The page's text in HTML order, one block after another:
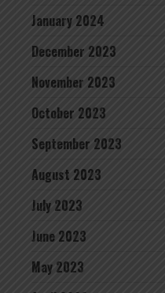
January 2024
December 2023
November 2023
October 2023
September 2023
August 2023
July 2023
June 2023
May 2023